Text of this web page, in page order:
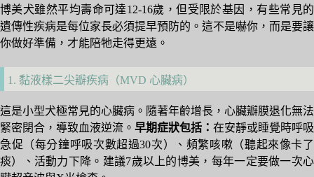
博美犬雖然平均壽命可達12-16歲，但受限於基因，有些常見的
遺傳性疾病是每位家長必須提早預防的。這不是嚇你，而是要讓
你做好準備，才能陪牠走得更遠。
1. 黏液樣二尖瓣疾病（MVD 心臟病）
這是小型犬極常見的心臟病。隨著年齡增長，心臟瓣膜退化無法
緊密閉合，導致血液逆流。 早期症狀包括： 在安靜或睡覺時呼吸
急促（每分鐘呼吸次數超過30次）、頻繁咳嗽（聽起來像卡了
痰）、活動力下降。建議7歲以上的博美，每年一定要做一次心